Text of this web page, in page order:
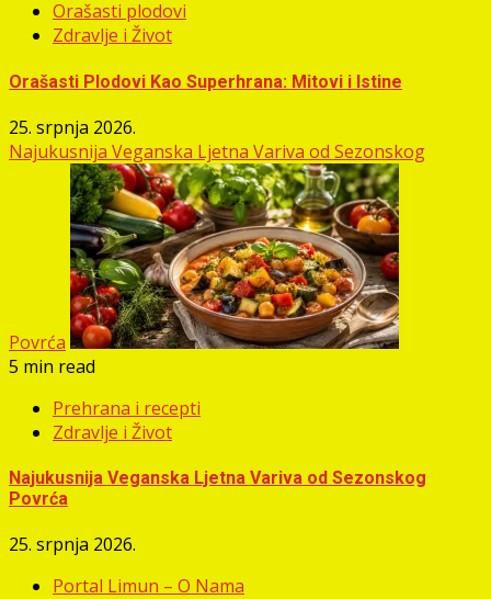
Orašasti plodovi
Zdravlje i Život
Orašasti Plodovi Kao Superhrana: Mitovi i Istine
25. srpnja 2026.
Najukusnija Veganska Ljetna Variva od Sezonskog
Povrća
5 min read
Prehrana i recepti
Zdravlje i Život
Najukusnija Veganska Ljetna Variva od Sezonskog
Povrća
25. srpnja 2026.
Portal Limun – O Nama